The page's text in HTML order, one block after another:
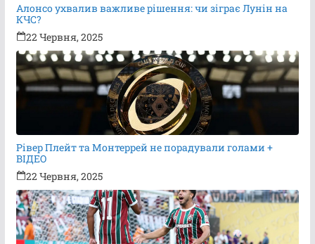
Алонсо ухвалив важливе рішення: чи зіграє Лунін на
КЧС?
22 Червня, 2025
Рівер Плейт та Монтеррей не порадували голами +
ВІДЕО
22 Червня, 2025